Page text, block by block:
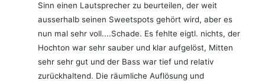
Sinn einen Lautsprecher zu beurteilen, der weit
ausserhalb seinen Sweetspots gehört wird, aber es
nun mal sehr voll....Schade. Es fehlte eigtl. nichts, der
Hochton war sehr sauber und klar aufgelöst, Mitten
sehr sehr gut und der Bass war tief und relativ
zurückhaltend. Die räumliche Auflösung und